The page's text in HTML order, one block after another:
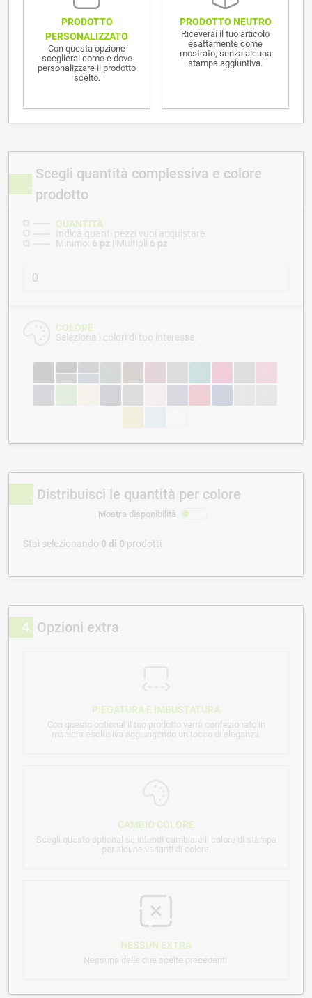
PRODOTTO
PERSONALIZZATO
Con questa opzione
sceglierai come e dove
personalizzare il prodotto
scelto.
PRODOTTO NEUTRO
Riceverai il tuo articolo
esattamente come
mostrato, senza alcuna
stampa aggiuntiva.
Scegli quantità complessiva e colore
prodotto
QUANTITÀ
Indica quanti pezzi vuoi acquistare.
Minimo: 6 pz | Multipli 6 pz
COLORE
Seleziona i colori di tuo interesse.
Distribuisci le quantità per colore
Mostra disponibilità
Stai selezionando 0 di 0 prodotti
4 Opzioni extra
PIEGATURA E IMBUSTATURA
Con questo optional il tuo prodotto verrà confezionato in
maniera esclusiva aggiungendo un tocco di eleganza.
CAMBIO COLORE
Scegli questo optional se intendi cambiare il colore di stampa
per alcune varianti di colore.
NESSUN EXTRA
Nessuna delle due scelte precedenti.